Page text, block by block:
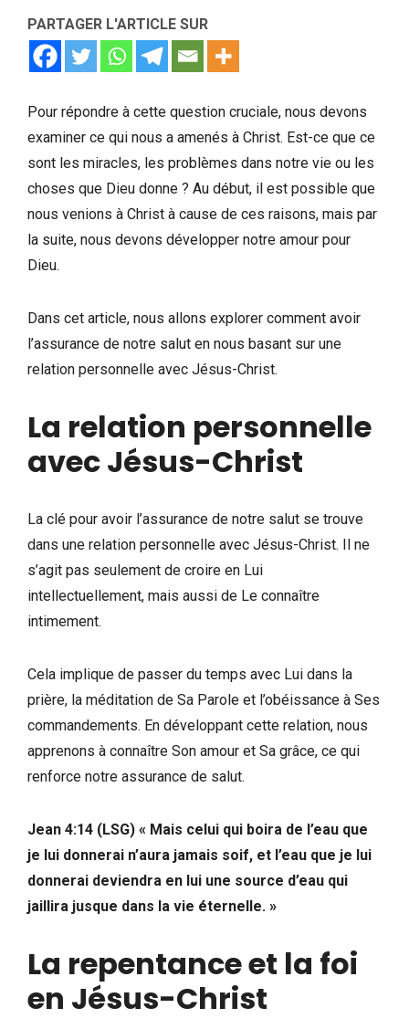
PARTAGER L'ARTICLE SUR
Pour répondre à cette question cruciale, nous devons
examiner ce qui nous a amenés à Christ. Est-ce que ce
sont les miracles, les problèmes dans notre vie ou les
choses que Dieu donne ? Au début, il est possible que
nous venions à Christ à cause de ces raisons, mais par
la suite, nous devons développer notre amour pour
Dieu.
Dans cet article, nous allons explorer comment avoir
l’assurance de notre salut en nous basant sur une
relation personnelle avec Jésus-Christ.
La relation personnelle
avec Jésus-Christ
La clé pour avoir l’assurance de notre salut se trouve
dans une relation personnelle avec Jésus-Christ. Il ne
s’agit pas seulement de croire en Lui
intellectuellement, mais aussi de Le connaître
intimement.
Cela implique de passer du temps avec Lui dans la
prière, la méditation de Sa Parole et l’obéissance à Ses
commandements. En développant cette relation, nous
apprenons à connaître Son amour et Sa grâce, ce qui
renforce notre assurance de salut.
Jean 4:14 (LSG) « Mais celui qui boira de l’eau que
je lui donnerai n’aura jamais soif, et l’eau que je lui
donnerai deviendra en lui une source d’eau qui
jaillira jusque dans la vie éternelle. »
La repentance et la foi
en Jésus-Christ